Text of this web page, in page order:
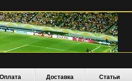
Оплата Доставка Статьи